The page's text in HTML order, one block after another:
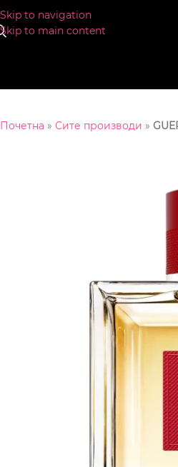
Skip to navigation
Skip to main content
Почетна » Сите производи »